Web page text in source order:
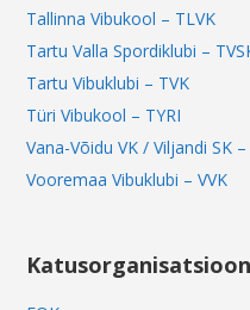
Tallinna Vibukool – TLVK
Tartu Valla Spordiklubi –
Tartu Vibuklubi – TVK
Türi Vibukool – TYRI
Vana-Võidu VK / Viljandi SK –
Vooremaa Vibuklubi – VVK